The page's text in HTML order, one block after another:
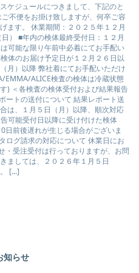
ケジュールにつきまして、下記のと
不便をお掛け致しますが、何卒ご容
ます。 休業期間：２０２５年１２月
） ■年内の検体最終受付日：１２月
可能な限り午前中必着にてお手配い
体のお届け予定日が１２月２６日以
月）以降 弊社着にてお手配いただけ
EMMA/ALICE検査の検体は冷蔵状態
) ＜各検査の検体受付および結果報告
ートの送付について 結果レポート送
は、１月５日（月）以降、順次対応
可能受付日以降に受け付けた検体
日前後遅れが生じる場合がございま
ログ請求の対応について 休業日にお
・受注受付は行っておりますが、お問
ましては、２０２６年１月５日
[...]
知らせ